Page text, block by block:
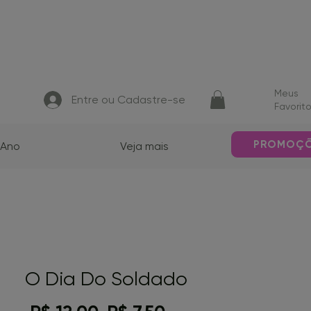
Entre ou Cadastre-se
Meus
Veja mais
O Dia Do Soldado